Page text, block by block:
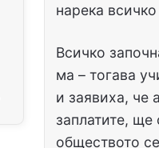
нарека
Всичко
ма – тогава
и заявиха, че
заплатите, ще
обществото